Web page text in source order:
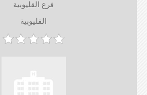
فرع القليوبية
القليوبية